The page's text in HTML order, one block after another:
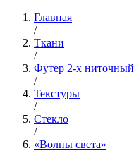
Главная
/
Ткани
/
Футер 2-х ниточный
/
Текстуры
/
Стекло
/
«Волны света»